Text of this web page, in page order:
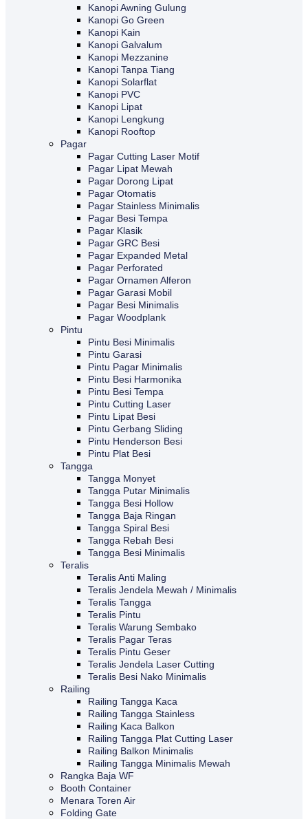
Kanopi Awning Gulung
Kanopi Go Green
Kanopi Kain
Kanopi Galvalum
Kanopi Mezzanine
Kanopi Tanpa Tiang
Kanopi Solarflat
Kanopi PVC
Kanopi Lipat
Kanopi Lengkung
Kanopi Rooftop
Pagar
Pagar Cutting Laser Motif
Pagar Lipat Mewah
Pagar Dorong Lipat
Pagar Otomatis
Pagar Stainless Minimalis
Pagar Besi Tempa
Pagar Klasik
Pagar GRC Besi
Pagar Expanded Metal
Pagar Perforated
Pagar Ornamen Alferon
Pagar Garasi Mobil
Pagar Besi Minimalis
Pagar Woodplank
Pintu
Pintu Besi Minimalis
Pintu Garasi
Pintu Pagar Minimalis
Pintu Besi Harmonika
Pintu Besi Tempa
Pintu Cutting Laser
Pintu Lipat Besi
Pintu Gerbang Sliding
Pintu Henderson Besi
Pintu Plat Besi
Tangga
Tangga Monyet
Tangga Putar Minimalis
Tangga Besi Hollow
Tangga Baja Ringan
Tangga Spiral Besi
Tangga Rebah Besi
Tangga Besi Minimalis
Teralis
Teralis Anti Maling
Teralis Jendela Mewah / Minimalis
Teralis Tangga
Teralis Pintu
Teralis Warung Sembako
Teralis Pagar Teras
Teralis Pintu Geser
Teralis Jendela Laser Cutting
Teralis Besi Nako Minimalis
Railing
Railing Tangga Kaca
Railing Tangga Stainless
Railing Kaca Balkon
Railing Tangga Plat Cutting Laser
Railing Balkon Minimalis
Railing Tangga Minimalis Mewah
Rangka Baja WF
Booth Container
Menara Toren Air
Folding Gate